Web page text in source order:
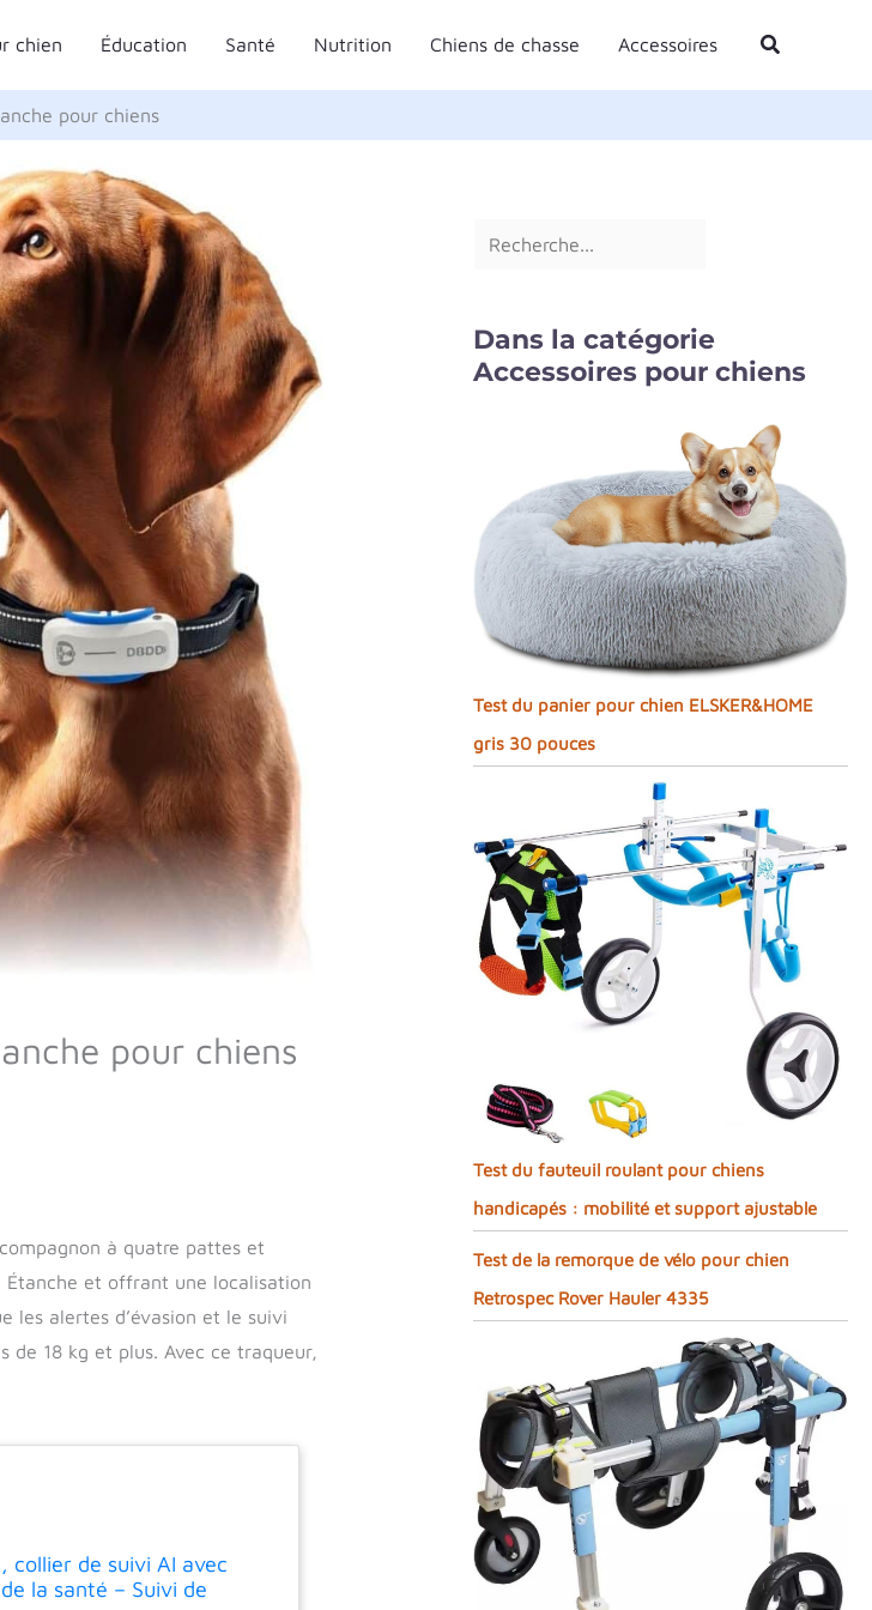
chien Éducation Santé Nutrition Chiens de chasse Accessoires Rechercher
pour chiens
pour chiens
à quatre pattes et
Étanche et offrant une localisation
les alertes d’évasion et le suivi
de 18 kg et plus. Avec ce traqueur,
collier de suivi AI avec
la santé – Suivi de
e
c
e
r
Dans la catégorie
Accessoires pour chiens
Test du panier pour chien ELSKER&HOME
gris 30 pouces
Test du fauteuil roulant pour chiens
handicapés : mobilité et support ajustable
Test de la remorque de vélo pour chien
Retrospec Rover Hauler 4335